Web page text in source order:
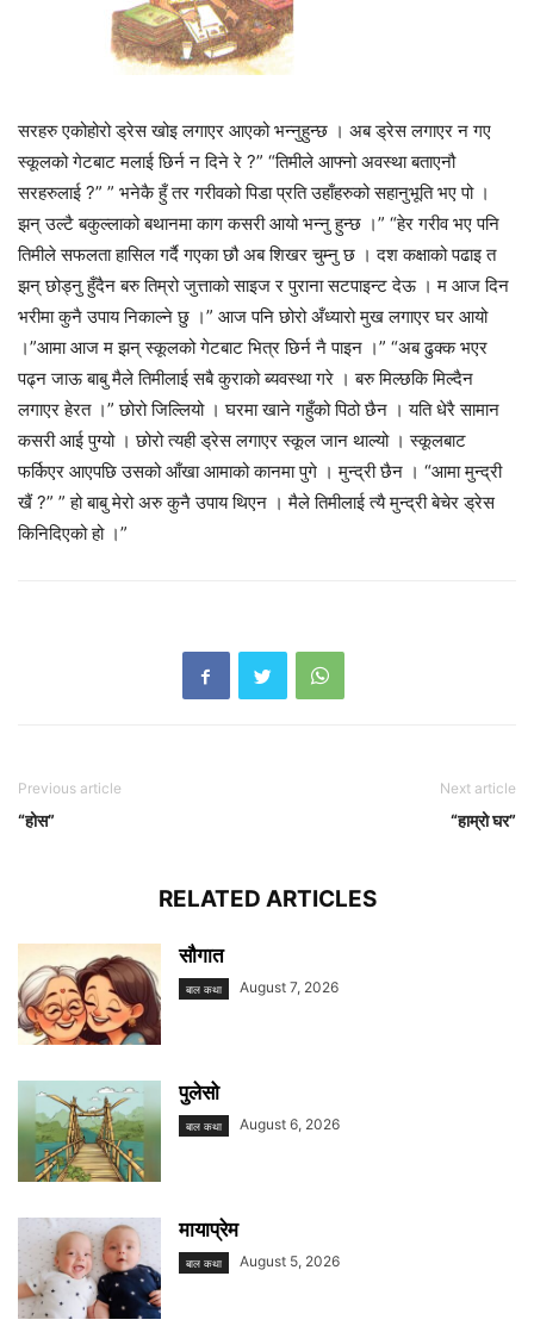
सरहरु एकोहोरो ड्रेस खोइ लगाएर आएको भन्नुहुन्छ । अब ड्रेस लगाएर न गए
स्कूलको गेटबाट मलाई छिर्न न दिने रे ?” “तिमीले आफ्नो अवस्था बताएनौ
सरहरुलाई ?” ” भनेकै हुँ तर गरीवको पिडा प्रति उहाँहरुको सहानुभूति भए पो ।
झन् उल्टै बकुल्लाको बथानमा काग कसरी आयो भन्नु हुन्छ ।” “हेर गरीव भए पनि
तिमीले सफलता हासिल गर्दै गएका छौ अब शिखर चुम्नु छ । दश कक्षाको पढाइ त
झन् छोड्नु हुँदैन बरु तिम्रो जुत्ताको साइज र पुराना सटपाइन्ट देऊ । म आज दिन
भरीमा कुनै उपाय निकाल्ने छु ।” आज पनि छोरो अँध्यारो मुख लगाएर घर आयो
।”आमा आज म झन् स्कूलको गेटबाट भित्र छिर्न नै पाइन ।” “अब ढुक्क भएर
पढ्न जाऊ बाबु मैले तिमीलाई सबै कुराको ब्यवस्था गरे । बरु मिल्छकि मिल्दैन
लगाएर हेरत ।” छोरो जिल्लियो । घरमा खाने गहुँको पिठो छैन । यति धेरै सामान
कसरी आई पुग्यो । छोरो त्यही ड्रेस लगाएर स्कूल जान थाल्यो । स्कूलबाट
फर्किएर आएपछि उसको आँखा आमाको कानमा पुगे । मुन्द्री छैन । “आमा मुन्द्री
खैं ?” ” हो बाबु मेरो अरु कुनै उपाय थिएन । मैले तिमीलाई त्यै मुन्द्री बेचेर ड्रेस
किनिदिएको हो ।”
Previous article
“होस”
Next article
“हाम्रो घर”
RELATED ARTICLES
सौगात
बाल कथा August 7, 2026
पुलेसो
बाल कथा August 6, 2026
मायाप्रेम
बाल कथा August 5, 2026